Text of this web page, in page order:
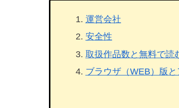
運営会社
安全性
取扱作品数と無料で読
ブラウザ（WEB）版